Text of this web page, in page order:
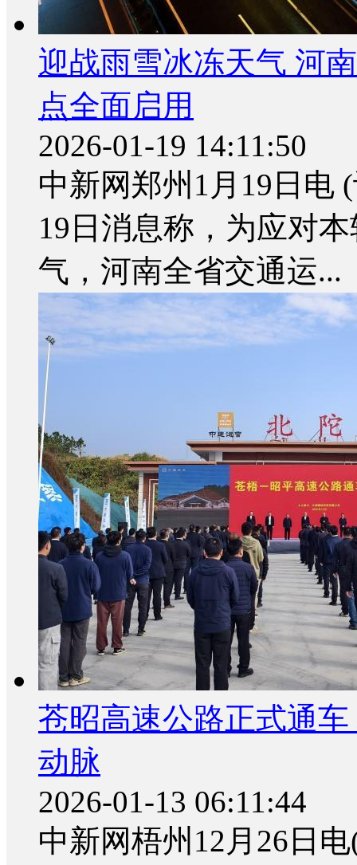
迎战雨雪冰冻天气 河
点全面启用
2026-01-19 14:11:50
中新网郑州1月19日电
19日消息称，为应对
气，河南全省交通运...
苍昭高速公路正式通
动脉
2026-01-13 06:11:44
中新网梧州12月26日